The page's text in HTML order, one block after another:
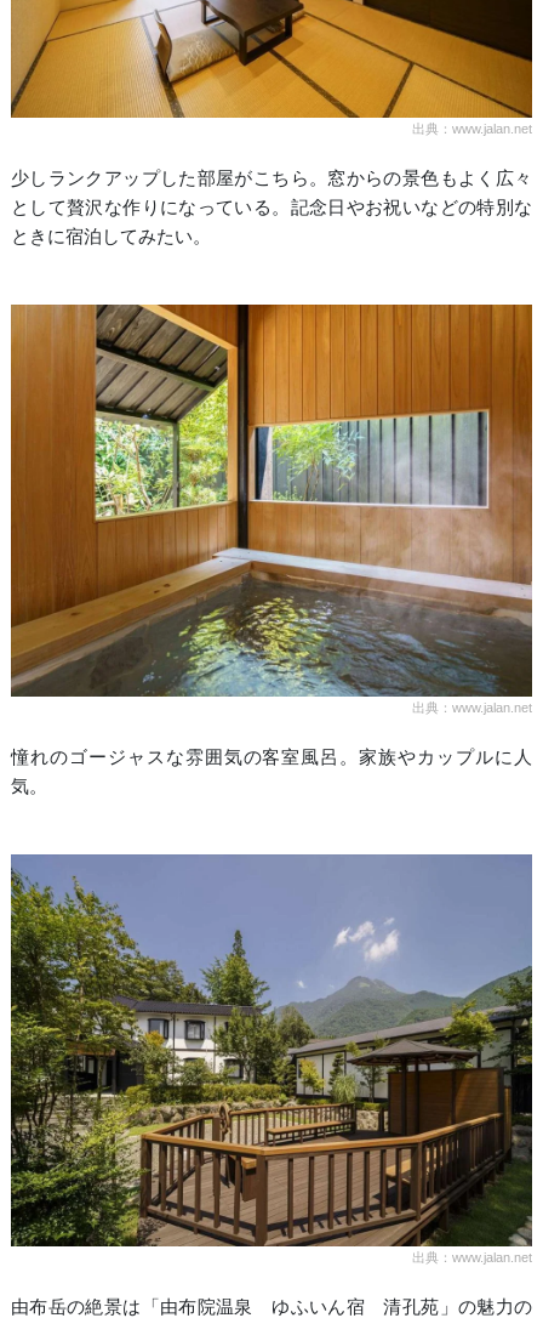
出典：www.jalan.net
少しランクアップした部屋がこちら。窓からの景色もよく広々
として贅沢な作りになっている。記念日やお祝いなどの特別な
ときに宿泊してみたい。
出典：www.jalan.net
憧れのゴージャスな雰囲気の客室風呂。家族やカップルに人
気。
出典：www.jalan.net
由布岳の絶景は「由布院温泉 ゆふいん宿 清孔苑」の魅力の